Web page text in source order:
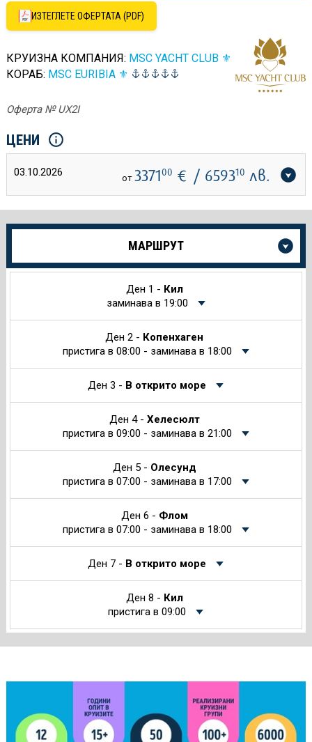
ИЗТЕГЛЕТЕ ОФЕРТАТА (PDF)
КРУИЗНА КОМПАНИЯ: MSC YACHT CLUB ⚜
КОРАБ: MSC EURIBIA ⚜
Оферта № UX2I
ЦЕНИ
03.10.2026 от 337100 € / 659310 лв.
Още
за
МАРШРУТ
Ден 1 - Кил
заминава в 19:00
Ден 2 - Копенхаген
пристига в 08:00 - заминава в 18:00
Ден 3 - В открито море
Ден 4 - Хелесюлт
пристига в 09:00 - заминава в 21:00
Ден 5 - Олесунд
пристига в 07:00 - заминава в 17:00
Ден 6 - Флом
пристига в 07:00 - заминава в 18:00
Ден 7 - В открито море
Ден 8 - Кил
пристига в 09:00